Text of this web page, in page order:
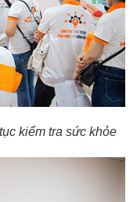
kiểm tra sức khỏe